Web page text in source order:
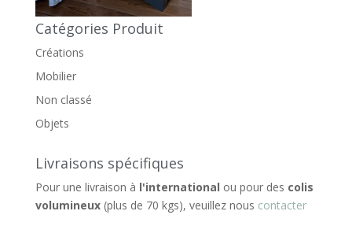
Catégories Produit
Créations
Mobilier
Non classé
Objets
Livraisons spécifiques
Pour une livraison à l'international ou pour des colis
volumineux(plus de 70 kgs), veuillez nous contacter